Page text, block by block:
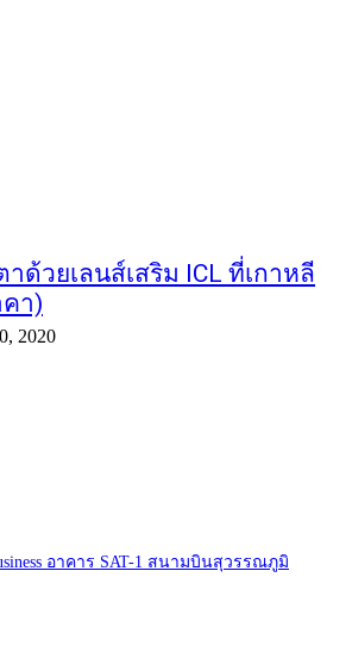
ด้วยเลนส์เสริม ICL ที่เกาหลี
คา)
2020
อาคาร SAT-1 สนามบินสุวรรณภูมิ